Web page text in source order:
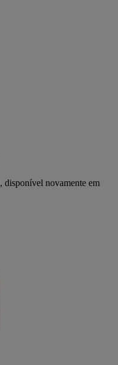
disponível novamente em